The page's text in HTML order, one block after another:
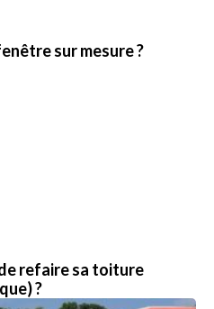
sur mesure ?
refaire sa toiture
?